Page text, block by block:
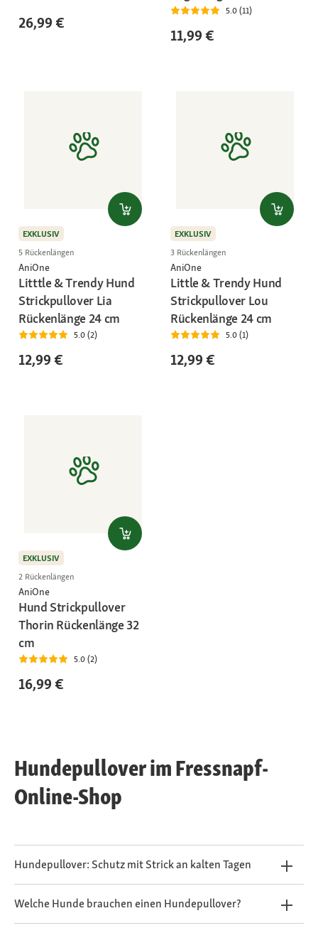
26,99 €
5.0 (11)
11,99 €
EXKLUSIV
5 Rückenlängen
AniOne
Litttle & Trendy Hund
Strickpullover Lia
Rückenlänge 24 cm
5.0 (2)
12,99 €
EXKLUSIV
3 Rückenlängen
AniOne
Little & Trendy Hund
Strickpullover Lou
Rückenlänge 24 cm
5.0 (1)
12,99 €
EXKLUSIV
2 Rückenlängen
AniOne
Hund Strickpullover
Thorin Rückenlänge 32
cm
5.0 (2)
16,99 €
Hundepullover im Fressnapf-
Online-Shop
Hundepullover: Schutz mit Strick an kalten Tagen
Welche Hunde brauchen einen Hundepullover?